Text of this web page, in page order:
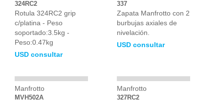
324RC2
Rotula 324RC2 grip
c/platina - Peso
soportado:3.5kg -
Peso:0.47kg
USD consultar
337
Zapata Manfrotto con 2
burbujas axiales de
nivelación.
USD consultar
Manfrotto
MVH502A
Manfrotto
327RC2